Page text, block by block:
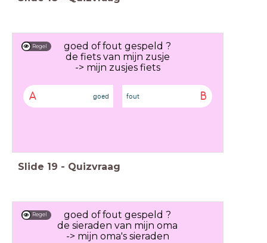
goed of fout gespeld ?
de fiets van mijn zusje
-> mijn zusjes fiets
Regel
A goed B
fout
Slide 19 - Quizvraag
goed of fout gespeld ?
de sieraden van mijn oma
-> mijn oma's sieraden
Regel